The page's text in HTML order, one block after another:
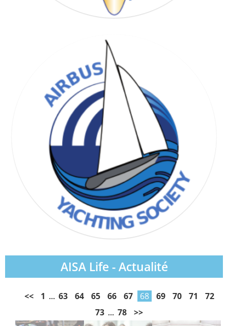
WIND & WAVE SOCIETY
AISA Life - Actualité
<< 1 ... 63 64 65 66 67 68 69 70 71
72
73 ... 78 >>